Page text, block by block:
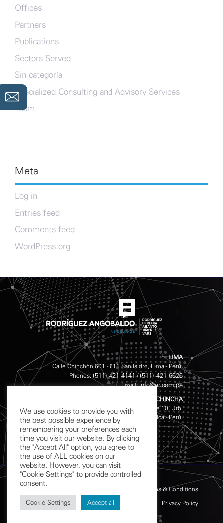
Offices
Partners
Publications
Sectors Served
Sin categoría
Specialized Consulting and Advisory Services
Team
Meta
Log in
Entries feed
Comments feed
WordPress.org
LIMA
Calle Chinchón 601 - 611 San Isidro, Lima - Perú.
Phones: (511) 421 4141/(511) 421 6626
Email:info@er.com.pe
CHINCHA
Av. Garcilazo de la Vega S/N, Mz. D Lote 10, Urb.
Magisterial, Chincha Alta - Ica - Perú.
Terms & Conditions
Privacy Policy
We use cookies to provide you with
the best possible experience by
remembering your preferences each
time you visit our website. By clicking
the "Accept All" option, you agree to
the use of ALL cookies on our
website. However, you can visit
"Cookie Settings" to provide controlled
consent.
Cookie Settings Accept all